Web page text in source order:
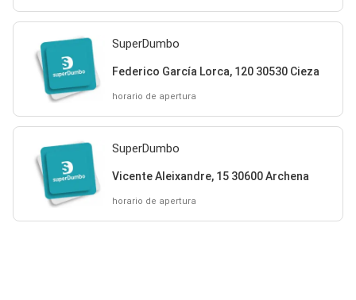
SuperDumbo
Federico García Lorca, 120 30530 Cieza
horario de apertura
SuperDumbo
Vicente Aleixandre, 15 30600 Archena
horario de apertura